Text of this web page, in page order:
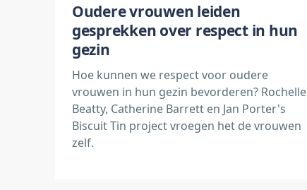
Oudere vrouwen leiden
gesprekken over respect in hun
gezin
Hoe kunnen we respect voor oudere
vrouwen in hun gezin bevorderen? Rochelle
Beatty, Catherine Barrett en Jan Porter's
Biscuit Tin project vroegen het de vrouwen
zelf.